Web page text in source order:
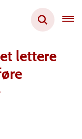
lettere